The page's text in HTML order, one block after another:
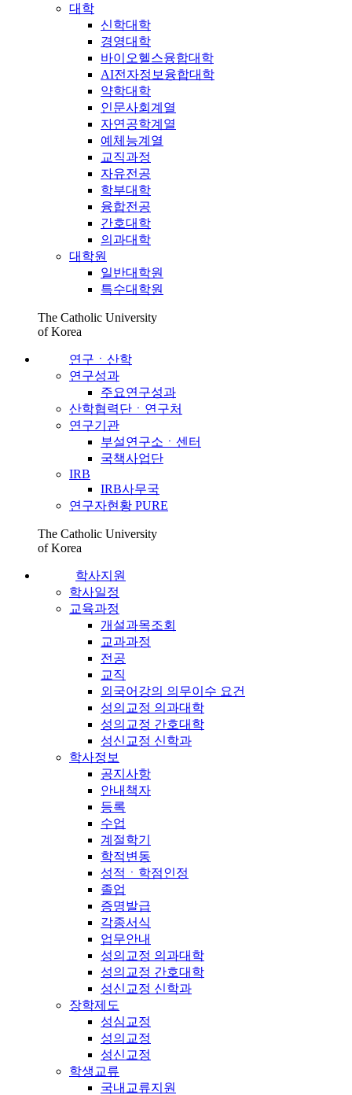
대학
신학대학
경영대학
바이오헬스융합대학
AI전자정보융합대학
약학대학
인문사회계열
자연공학계열
예체능계열
교직과정
자유전공
학부대학
융합전공
간호대학
의과대학
대학원
일반대학원
특수대학원
The Catholic University
of Korea
연구ㆍ산학
연구성과
주요연구성과
산학협력단ㆍ연구처
연구기관
부설연구소ㆍ센터
국책사업단
IRB
IRB사무국
연구자현황 PURE
The Catholic University
of Korea
학사지원
학사일정
교육과정
개설과목조회
교과과정
전공
교직
외국어강의 의무이수 요건
성의교정 의과대학
성의교정 간호대학
성신교정 신학과
학사정보
공지사항
안내책자
등록
수업
계절학기
학적변동
성적ㆍ학점인정
졸업
증명발급
각종서식
업무안내
성의교정 의과대학
성의교정 간호대학
성신교정 신학과
장학제도
성심교정
성의교정
성신교정
학생교류
국내교류지원